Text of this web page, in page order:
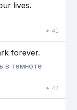
lives.
41
forever.
в темноте
42